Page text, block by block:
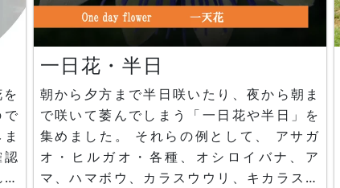
一日花・半日
朝から夕方まで半日咲いたり、夜から朝ま
で咲いて萎んでしまう「一日花や半日」を
集めました。 それらの例として、 アサガ
オ・ヒルガオ・各種、オシロイバナ、ア
マ、ハマボウ、カラスウウリ、キカラスウ